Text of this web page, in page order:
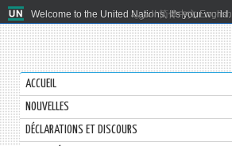
Welcome to the United Nations. It's your world.
العربية 简体中文 English
ACCUEIL
NOUVELLES
DÉCLARATIONS ET DISCOURS